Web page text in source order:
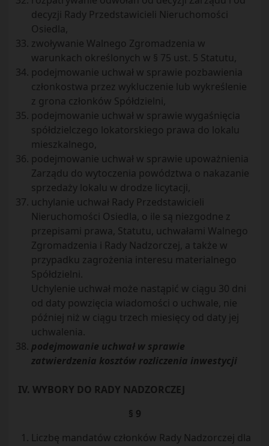
decyzji Rady Przedstawicieli Nieruchomości
Osiedla,
zwoływanie Walnego Zgromadzenia w
warunkach określonych w § 75 ust. 5 Statutu,
podejmowanie uchwał w sprawie pozbawienia
członkostwa przez wykluczenie lub wykreślenie
z grona członków Spółdzielni,
podejmowanie uchwał w sprawie wygaśnięcia
spółdzielczego lokatorskiego prawa do lokalu
mieszkalnego,
podejmowanie uchwał w sprawie upoważnienia
Zarządu do wytoczenia powództwa o nakazanie
sprzedaży lokalu w drodze licytacji,
uchylanie uchwał Rady Przedstawicieli
Nieruchomości Osiedla, o ile są niezgodne z
przepisami prawa, Statutu, uchwałami Walnego
Zgromadzenia i Rady Nadzorczej, a także w
przypadku zagrożenia interesu materialnego
Spółdzielni.
Uchylenie uchwał może nastąpić w ciągu 30 dni
od daty powzięcia wiadomości o uchwale, nie
później niż w ciągu trzech miesięcy od daty jej
uchwalenia.
podejmowanie uchwał w sprawie
zatwierdzenia kosztów rozliczenia inwestycji
IV. WYBORY DO RADY NADZORCZEJ
§ 9
Liczbę mandatów członków Rady Nadzorczej dla